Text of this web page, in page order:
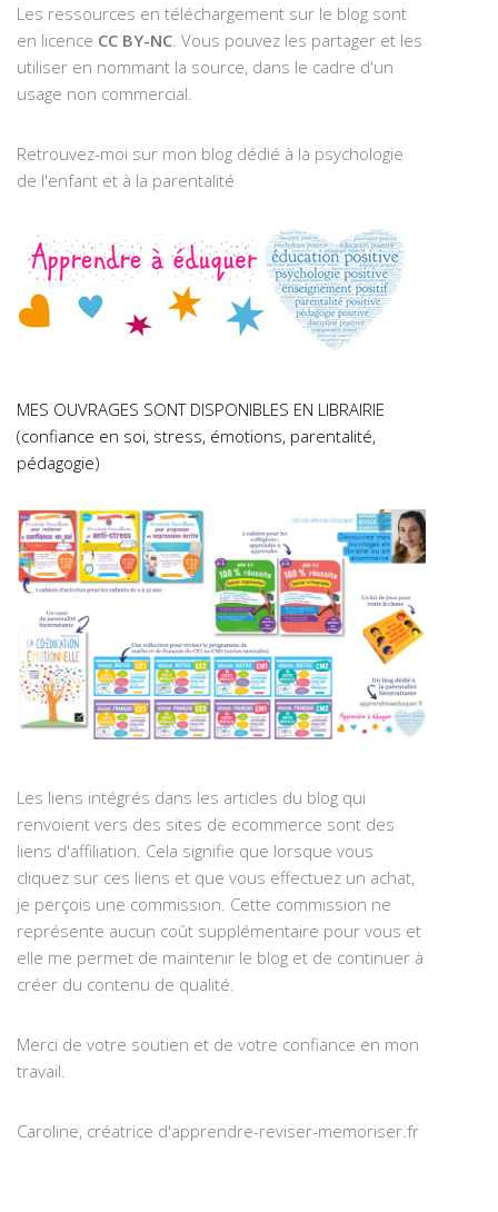
Les ressources en téléchargement sur le blog sont
en licence CC BY-NC . Vous pouvez les partager et les
utiliser en nommant la source, dans le cadre d'un
usage non commercial.
Retrouvez-moi sur mon blog dédié à la psychologie
de l'enfant et à la parentalité
MES OUVRAGES SONT DISPONIBLES EN LIBRAIRIE
(confiance en soi, stress, émotions, parentalité,
pédagogie)
Les liens intégrés dans les articles du blog qui
renvoient vers des sites de ecommerce sont des
liens d'affiliation. Cela signifie que lorsque vous
cliquez sur ces liens et que vous effectuez un achat,
je perçois une commission. Cette commission ne
représente aucun coût supplémentaire pour vous et
elle me permet de maintenir le blog et de continuer à
créer du contenu de qualité.
Merci de votre soutien et de votre confiance en mon
travail.
Caroline, créatrice d'apprendre-reviser-memoriser.fr